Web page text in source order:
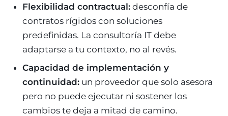
Flexibilidad contractual: desconfía de
contratos rígidos con soluciones
predefinidas. La consultoría IT debe
adaptarse a tu contexto, no al revés.
Capacidad de implementación y
continuidad: un proveedor que solo asesora
pero no puede ejecutar ni sostener los
cambios te deja a mitad de camino.